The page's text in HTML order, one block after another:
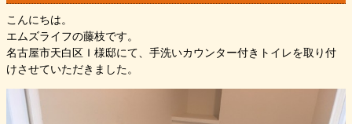
こんにちは。
エムズライフの藤枝です。
名古屋市天白区Ｉ様邸にて、手洗いカウンター付きトイレを取り付
けさせていただきました。